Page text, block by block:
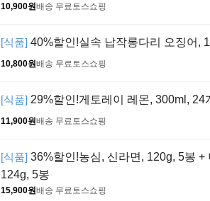
10,900원배송 무료 토스쇼핑
[식품] 40%할인!실속 납작롱다리 오징어,
10,800원배송 무료 토스쇼핑
[식품] 29%할인!게토레이 레몬, 300ml, 24
11,900원배송 무료 토스쇼핑
[식품] 36%할인!농심, 신라면, 120g, 5봉
124g, 5봉
15,900원배송 무료토스쇼핑